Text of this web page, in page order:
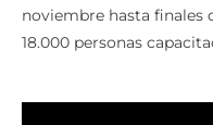
noviembre hasta finales
18.000 personas